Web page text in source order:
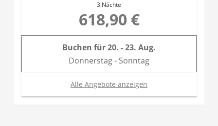
3 Nächte
618,90 €
Buchen für20. - 23. Aug.
Donnerstag - Sonntag
Alle Angebote anzeigen